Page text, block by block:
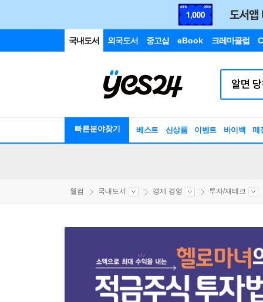
국내도서 외국도서 중고샵 eBook 크레마클럽
빠른분야찾기 베스트 신상품 이벤트 바이백 매
웰컴 국내도서 경제 경영 투자/재테크